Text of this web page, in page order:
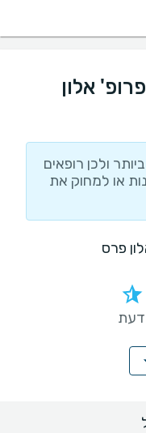
אלון
ולכן רופאים
או למחוק את
פרס